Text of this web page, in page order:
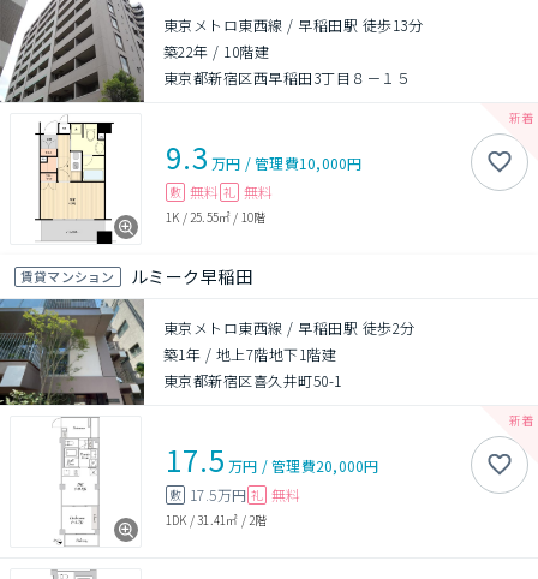
東京メトロ東西線 / 早稲田駅 徒歩13分
築22年 / 10階建
東京都新宿区西早稲田3丁目８－１５
9.3 万円 /管理費10,000円
敷 無料 礼 無料
1K / 25.55㎡ / 10階
賃貸マンション ルミーク早稲田
東京メトロ東西線 / 早稲田駅 徒歩2分
築1年 / 地上7階地下1階建
東京都新宿区喜久井町50-1
17.5 万円 /管理費20,000円
敷 17.5万円 礼 無料
1DK /31.41㎡ / 2階